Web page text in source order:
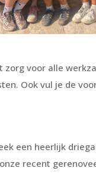
voor alle
Ook vul je de
een heerlijk
recent